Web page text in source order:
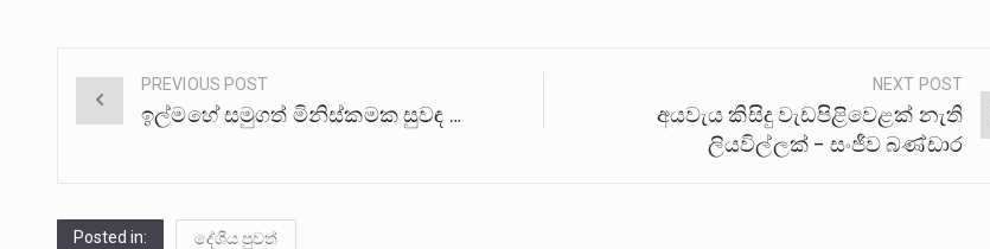
Post
navigation
PREVIOUS POST
ඉල්මහේ සමුගත් මිනිස්කමක සුවඳ …
NEXT POST
අයවැය කිසිදු වැඩපිළිවෙළක් නැති
ලියවිල්ලක් – සංජීව බණ්ඩාර
Posted in: දේශීය පුවත්